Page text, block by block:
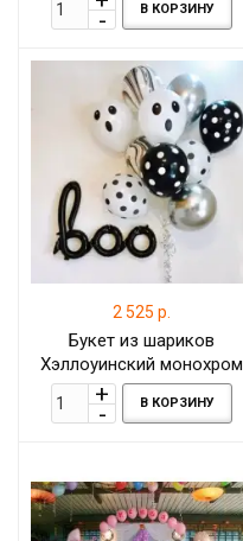
В КОРЗИНУ
2 525 р.
Букет из шариков
Хэллоуинский монохром
В КОРЗИНУ